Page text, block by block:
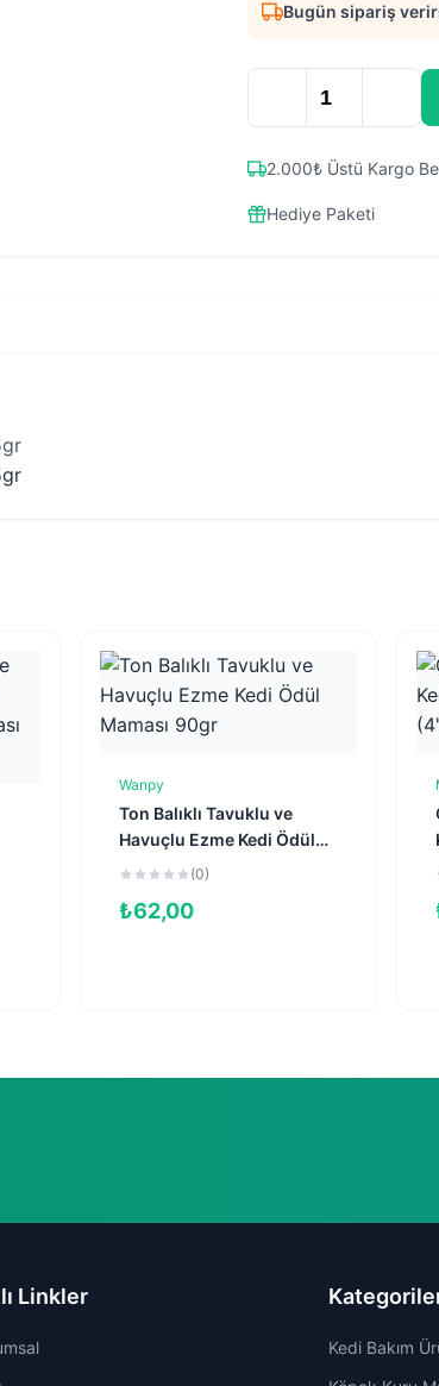
Bugün sipariş
2.000₺ Üstü Kargo
Hediye Paketi
Wanpy
Ton Balıklı Tavuklu ve
Havuçlu Ezme Kedi Ödül
Maması 90gr
(0)
₺62,00
Linkler
Kedi Bakım